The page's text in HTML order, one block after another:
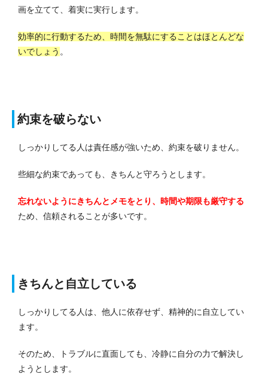
画を立てて、着実に実行します。
効率的に行動するため、時間を無駄にすることはほとんどな
いでしょう 。
約束を破らない
しっかりしてる人は責任感が強いため、約束を破りません。
些細な約束であっても、きちんと守ろうとします。
忘れないようにきちんとメモをとり、時間や期限も厳守する
ため、信頼されることが多いです。
きちんと自立している
しっかりしてる人は、他人に依存せず、精神的に自立してい
ます。
そのため、トラブルに直面しても、冷静に自分の力で解決し
ようとします。